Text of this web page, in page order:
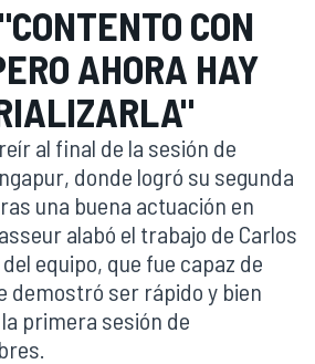
CON
AHORA HAY
al final de la sesión de
donde logró su segunda
una buena actuación en
alabó el trabajo de Carlos
equipo, que fue capaz de
demostró ser rápido y bien
primera sesión de